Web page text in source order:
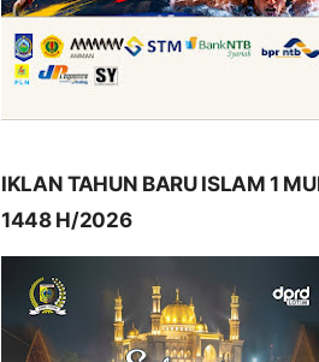
IKLAN TAHUN BARU ISLAM 1
1448 H/2026